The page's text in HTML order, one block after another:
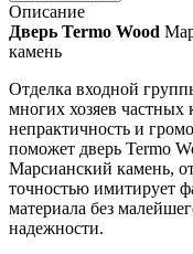
Описание
Дверь Termo Wood
камень
Отделка входной
многих хозяев частных
непрактичность и
поможет дверь Termo
Марсианский камень,
точностью имитирует
материала без
надежности.